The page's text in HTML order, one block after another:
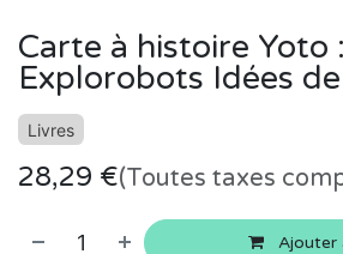
Carte à histoire Yoto :
Explorobots Idées
Livres
28,29 €(Toutes taxes
Ajouter